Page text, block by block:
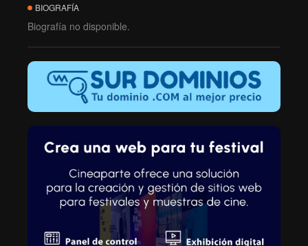
BIOGRAFÍA
Biografía no disponible.